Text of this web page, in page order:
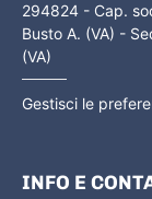
294824 - Cap.
Busto A. (VA) -
(VA)
Gestisci le
INFO E